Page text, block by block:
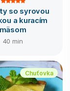
so syrovou
a kuracím
mäsom
40 min
Chuťovka